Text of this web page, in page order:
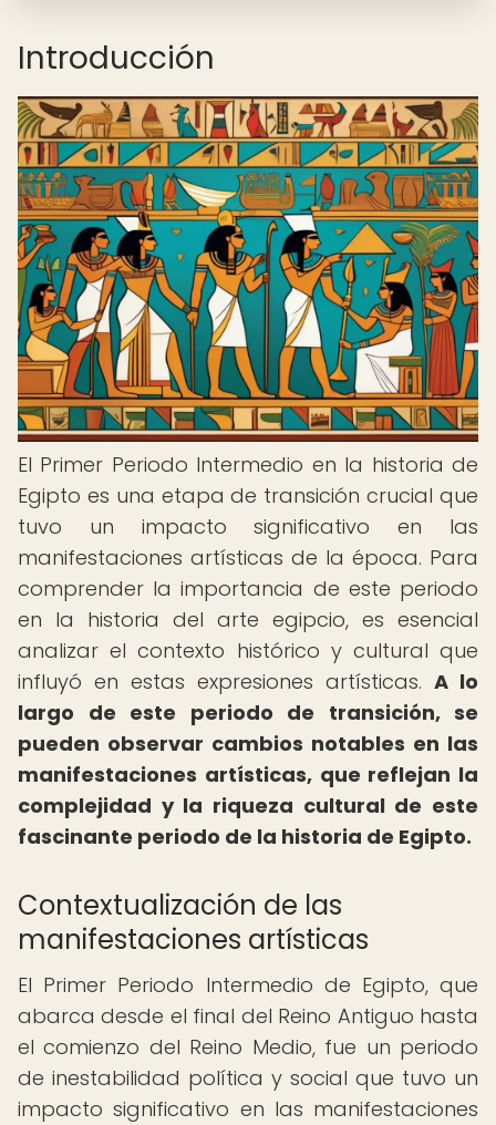
Introducción
El Primer Periodo Intermedio en la historia de
Egipto es una etapa de transición crucial que
tuvo un impacto significativo en las
manifestaciones artísticas de la época. Para
comprender la importancia de este periodo
en la historia del arte egipcio, es esencial
analizar el contexto histórico y cultural que
influyó en estas expresiones artísticas. A lo
largo de este periodo de transición, se
pueden observar cambios notables en las
manifestaciones artísticas, que reflejan la
complejidad y la riqueza cultural de este
fascinante periodo de la historia de Egipto.
Contextualización de las
manifestaciones artísticas
El Primer Periodo Intermedio de Egipto, que
abarca desde el final del Reino Antiguo hasta
el comienzo del Reino Medio, fue un periodo
de inestabilidad política y social que tuvo un
impacto significativo en las manifestaciones